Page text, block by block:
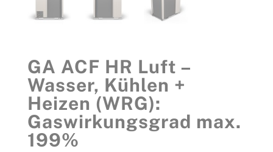
GA ACF HR Luft –
Wasser, Kühlen +
Heizen (WRG):
Gaswirkungsgrad max.
199%